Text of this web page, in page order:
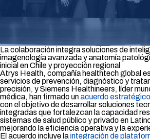
La colaboración integra soluciones de
imagenología avanzada y anatomía
inicial en Chile y proyección regional
Atrys Health, compañía healthtech global
servicios de prevención, diagnóstico y
precisión, y Siemens Healthineers, líder
médica, han firmado unacuerdo
con el objetivo de desarrollar soluciones
integradas que fortalezcan la capacidad
sistemas de salud público y privado en
mejorando la eficiencia operativa y la
El acuerdo incluye laintegración de